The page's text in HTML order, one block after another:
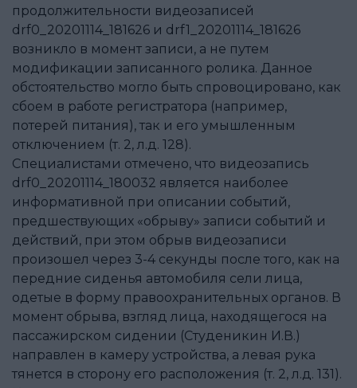
продолжительности видеозаписей
drf0_20201114_181626 и drf1_20201114_181626
возникло в момент записи, а не путем
модификации записанного ролика. Данное
обстоятельство могло быть спровоцировано, как
сбоем в работе регистратора (например,
потерей питания), так и его умышленным
отключением (т. 2, л.д. 128).
Специалистами отмечено, что видеозапись
drf0_20201114_180032 является наиболее
информативной при описании событий,
предшествующих «обрыву» записи событий и
действий, при этом обрыв видеозаписи
произошел через 3-4 секунды после того, как на
передние сиденья автомобиля сели лица,
одетые в форму правоохранительных органов. В
момент обрыва, взгляд лица, находящегося на
пассажирском сидении (Студеникин И.В.)
направлен в камеру устройства, а левая рука
тянется в сторону его расположения (т. 2, л.д. 131).